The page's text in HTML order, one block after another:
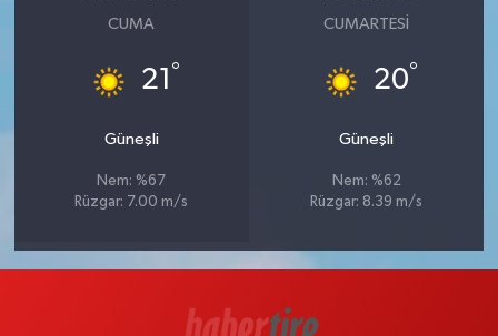
CUMA
21 °
Güneşli
Nem: %67
Rüzgar: 7.00 m/s
CUMARTESI
20°
Güneşli
Nem: %62
Rüzgar: 8.39 m/s